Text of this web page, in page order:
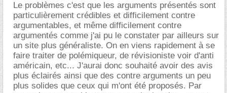
Le problèmes c'est que les arguments présentés sont
particulièrement crédibles et difficilement contre
argumentables, et même difficilement contre
argumentés comme j'ai pu le constater par ailleurs sur
un site plus généraliste. On en viens rapidement à se
faire traiter de polémiqueur, de révisioniste voir d'anti
américain, etc... J'aurai donc souhaité avoir des avis
plus éclairés ainsi que des contre arguments un peu
plus solides que ceux qui m'ont été proposés. Par